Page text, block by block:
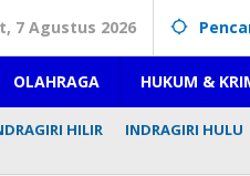
7 Agustus 2026
OLAHRAGA HUKUM &
HILIR INDRAGIRI HULU